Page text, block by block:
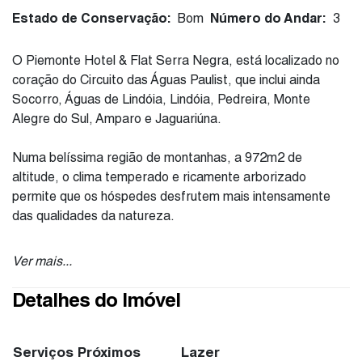
Estado de Conservação: Bom Número do Andar: 3
O Piemonte Hotel & Flat Serra Negra, está localizado no
coração do Circuito das Águas Paulist, que inclui ainda
Socorro, Águas de Lindóia, Lindóia, Pedreira, Monte
Alegre do Sul, Amparo e Jaguariúna.
Numa belíssima região de montanhas, a 972m2 de
altitude, o clima temperado e ricamente arborizado
permite que os hóspedes desfrutem mais intensamente
das qualidades da natureza.
Entre as várias opções de lazer, destacam -se o turismo
mineral.
comercial de Serra Negra, com as tradicionais malharias,
Ver mais...
Detalhes do Imóvel
Serviços Próximos Lazer